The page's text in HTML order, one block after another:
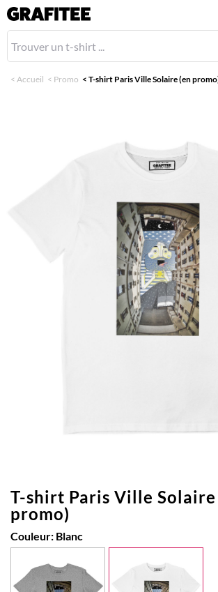
< Accueil < Promo < T-shirt Paris Ville Solaire (en
T-shirt Paris Ville Solaire
promo)
Couleur: Blanc